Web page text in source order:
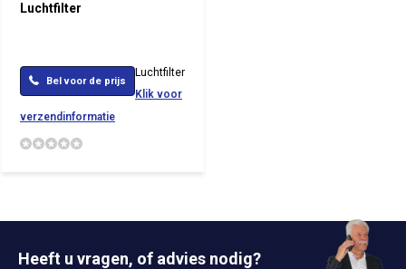
Luchtfilter
Bel voor de prijs
Luchtfilter
Klik voor
verzendinformatie
Heeft u vragen, of advies nodig?